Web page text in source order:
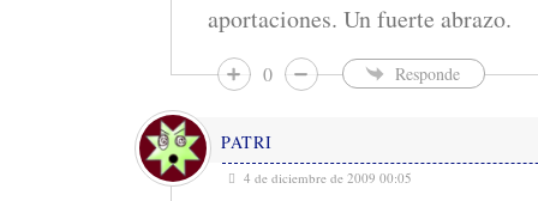
aportaciones. Un fuerte abrazo.
0 Responde
PATRI
4 de diciembre de 2009 00:05